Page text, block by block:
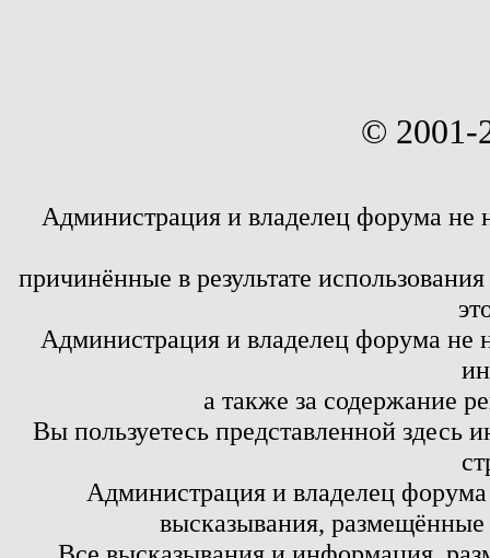
© 2001-
Администрация и владелец форума не
причинённые в результате
Администрация и владелец форума не
а также за содержание
Вы пользуетесь представленной здесь
Администрация и владелец
высказывания,